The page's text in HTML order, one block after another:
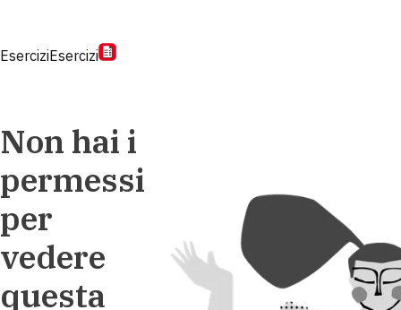
EserciziEsercizi
Non hai i
permessi
per
vedere
questa